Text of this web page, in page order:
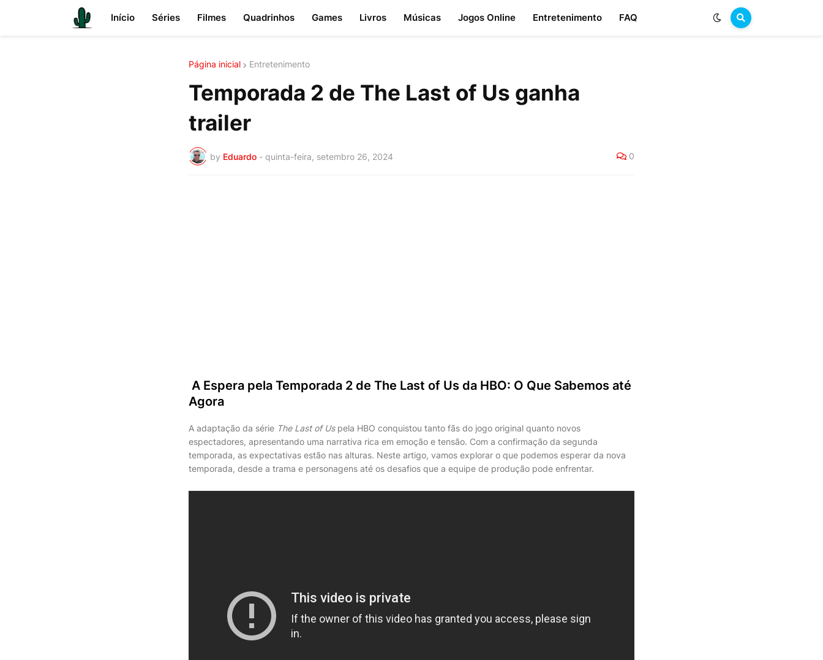
Início Séries Filmes Quadrinhos Games Livros Músicas Jogos Online Entretenimento FAQ
Página inicial Entretenimento
Temporada 2 de The Last of Us ganha
trailer
by Eduardo - quinta-feira, setembro 26, 2024 0
A Espera pela Temporada 2 de The Last of Us da HBO: O Que Sabemos até
Agora
A adaptação da série The Last of Uspela HBO conquistou tanto fãs do jogo original quanto novos
espectadores, apresentando uma narrativa rica em emoção e tensão. Com a confirmação da segunda
temporada, as expectativas estão nas alturas. Neste artigo, vamos explorar o que podemos esperar da nova
temporada, desde a trama e personagens até os desafios que a equipe de produção pode enfrentar.